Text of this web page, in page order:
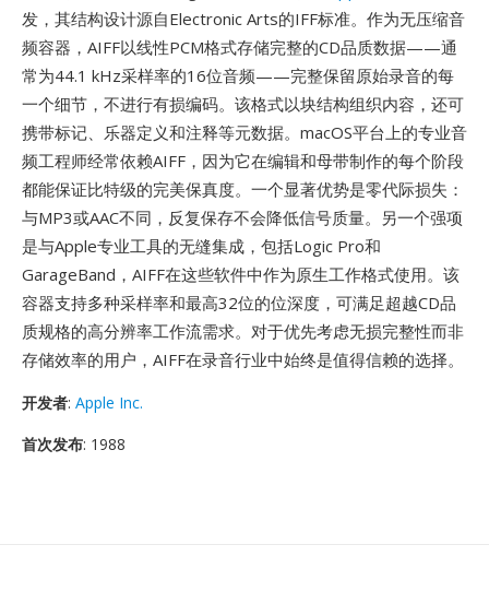
发，其结构设计源自Electronic Arts的IFF标准。作为无压缩音
频容器，AIFF以线性PCM格式存储完整的CD品质数据——通
常为44.1 kHz采样率的16位音频——完整保留原始录音的每
一个细节，不进行有损编码。该格式以块结构组织内容，还可
携带标记、乐器定义和注释等元数据。macOS平台上的专业音
频工程师经常依赖AIFF，因为它在编辑和母带制作的每个阶段
都能保证比特级的完美保真度。一个显著优势是零代际损失：
与MP3或AAC不同，反复保存不会降低信号质量。另一个强项
是与Apple专业工具的无缝集成，包括Logic Pro和
GarageBand，AIFF在这些软件中作为原生工作格式使用。该
容器支持多种采样率和最高32位的位深度，可满足超越CD品
质规格的高分辨率工作流需求。对于优先考虑无损完整性而非
存储效率的用户，AIFF在录音行业中始终是值得信赖的选择。
开发者: Apple Inc.
首次发布: 1988